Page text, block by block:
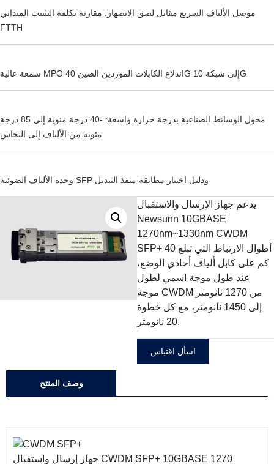
موصل الألياف السريع مقابل لصق الانصهار: مقارنة تكلفة التثبيت الميداني
FTTH
سمعة عالية MPO اندلاع الكابلات الموردين الصين 40G إلى شبكة 10G
محول الوسائط الصناعية بدرجة حرارة واسعة: -40 درجة مئوية إلى 85 درجة
مئوية من الألياف إلى النحاس
وحدة الألياف الضوئية SFP ودليل اختيار مطابقة منفذ التبديل
يدعم جهاز الإرسال والاستقبال
Newsunn 10GBASE
1270nm~1330nm CWDM
SFP+ أطوال الارتباط التي تبلغ 40
كم على كابل ألياف أحادي الوضع،
عند طول موجة اسمي لطول
موجة CWDM من 1270 نانومتر
إلى 1450 نانومتر، مع كل خطوة
20 نانومتر.
اسأل اقتباس
وصف المنتج
جهاز إرسال واستقبال CWDM SFP+ 10GBASE 1270